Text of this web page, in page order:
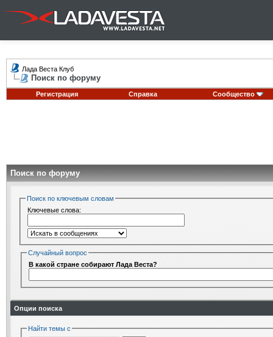
Лада Веста Клуб
Поиск по форуму
Регистрация Справка Сообщество
Поиск по форуму
Поиск по ключевым словам
Ключевые слова:
Случайный вопрос
В какой стране собирают Лада Веста?
Опции поиска
Найти темы с